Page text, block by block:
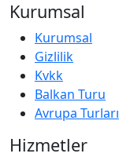
Kurumsal
Kurumsal
Gizlilik
Kvkk
Balkan Turu
Avrupa Turları
Hizmetler